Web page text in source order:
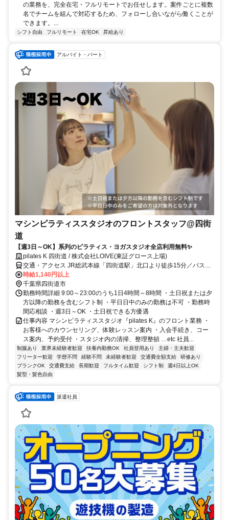
の業務を、完全在宅・フルリモートでお任せします。案件ごとに複数
名でチームを組んで対応するため、フォローし合いながら働くことが
できます。...
シフト自由 フルリモート 在宅OK 昇給あり
アルバイト・パート
マシンピラティススタジオのフロントスタッフ@四街
道
【週3日～OK】系列のピラティス・ヨガスタジオ全店利用無料✨
pilates K 四街道 / 株式会社LOIVE(東証グロース上場)
交通・アクセス JR総武本線「四街道駅」北口より徒歩15分／バス停
「桜ヶ丘入口」より徒歩1分
時給1,140円以上
千葉県四街道市
勤務時間詳細 9:00～23:00のうち1日4時間～8時間 ・土日祝または夕
方以降の勤務を含むシフト制 ・平日日中のみの勤務は不可 ・勤務時
間応相談 ・週3日～OK ・土日祝できる方優遇
仕事内容 マシンピラティススタジオ『pilates K』のフロント業務 ・
お客様へのカウンセリング、体験レッスン案内 ・入会手続き、コー
ス案内、予約受付 ・スタジオ内の清掃、整理整頓 …etc 社員...
制服あり 業界未経験者歓迎 扶養内勤務OK 社員登用あり
主婦・主夫歓迎
フリーター歓迎
学歴不問 経験不問 未経験者歓迎 交通費全額支給
研修あり
ブランクOK
交通費支給 長期歓迎 フルタイム歓迎 シフト制
週4日以上OK
髪型・髪色自由
派遣社員